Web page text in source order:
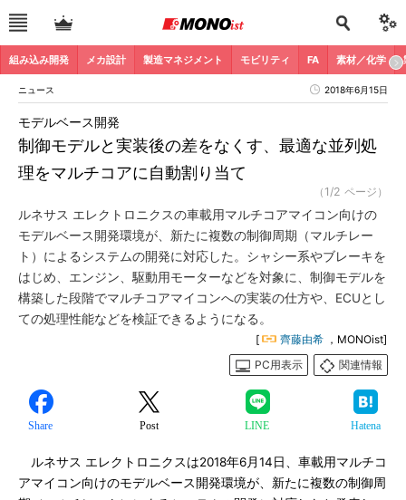
組み込み開発 メカ設計 製造マネジメント モビリティ FA 素材／化学
ニュース 2018年6月15日
制御モデルと実装後の差をなくす、最適な並列処
理をマルチコアに自動割り当て
モデルベース開発
（1/2 ページ）
ルネサス エレクトロニクスの車載用マルチコアマイコン向けの
モデルベース開発環境が、新たに複数の制御周期（マルチレー
ト）によるシステムの開発に対応した。シャシー系やブレーキを
はじめ、エンジン、駆動用モーターなどを対象に、制御モデルを
構築した段階でマルチコアマイコンへの実装の仕方や、ECUとし
ての処理性能などを検証できるようになる。
[ 齊藤由希 ，MONOist]
PC用表示
関連情報
Share Post LINE Hatena
ルネサス エレクトロニクスは2018年6月14日、車載用マルチコ
アマイコン向けのモデルベース開発環境が、新たに複数の制御周